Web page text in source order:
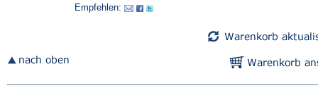
Empfehlen: